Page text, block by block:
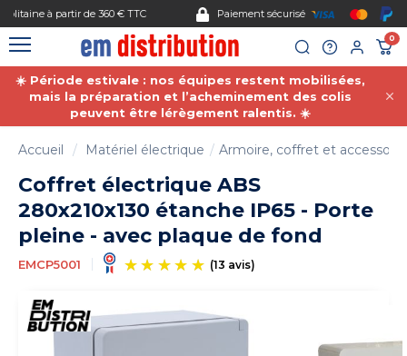
Paiement sécurisé
0
☀️ Période estivale : nos équipes restent mobilisées,
mais la préparation et l’acheminement des colis
peuvent être lérègement ralentis. ☀️
Accueil Matériel électrique Armoire, coffret et
Coffret électrique ABS
280x210x130 étanche IP65 - Porte
pleine - avec plaque de fond
EMCP5001
Gestion des cookies